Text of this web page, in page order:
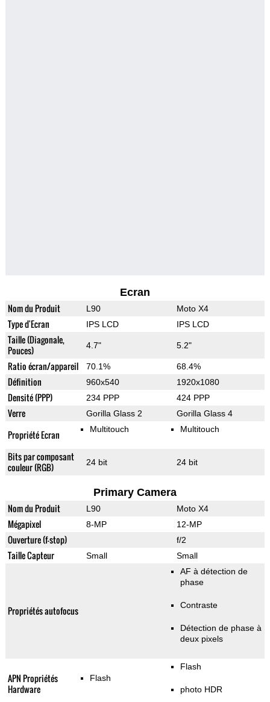
Ecran
Nom du Produit L90 Moto X4
Type d'Ecran IPS LCD IPS LCD
Taille (Diagonale,
Pouces)
4.7" 5.2"
Ratio écran/appareil 70.1% 68.4%
Définition 960x540 1920x1080
Densité (PPP) 234 PPP 424 PPP
Verre Gorilla Glass 2 Gorilla Glass 4
Propriété Ecran Multitouch Multitouch
Bits par composant
couleur (RGB)
24 bit 24 bit
Primary Camera
Nom du Produit L90 Moto X4
Mégapixel 8-MP 12-MP
Ouverture (f-stop) f/2
Taille Capteur Small Small
Propriétés autofocus
AF à détection de
phase
Contraste
Détection de phase à
deux pixels
APN Propriétés
Hardware
Flash
Flash
photo HDR